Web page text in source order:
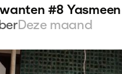
#8
Deze maand